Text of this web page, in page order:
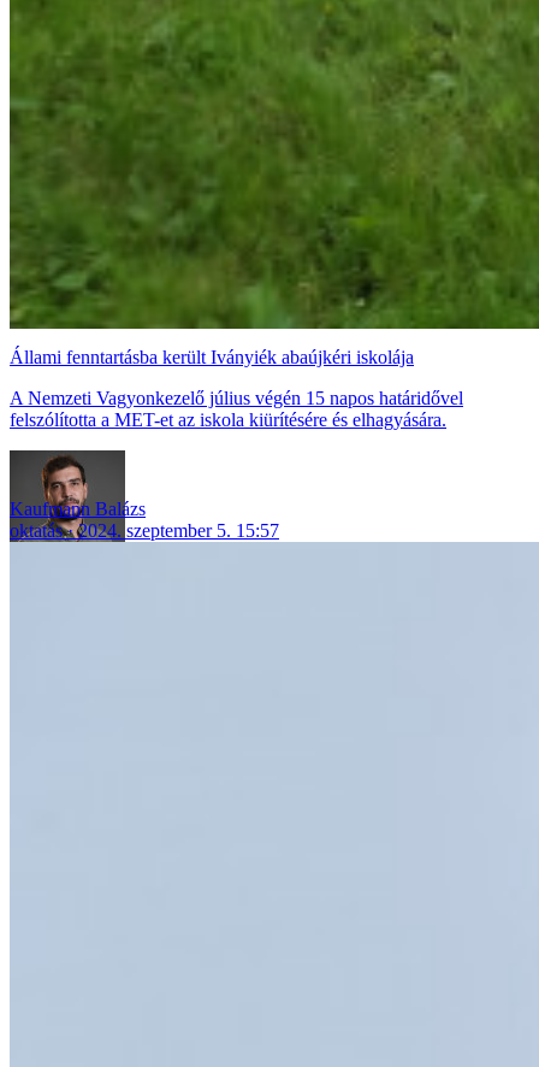
Állami fenntartásba került Iványiék abaújkéri iskolája
A Nemzeti Vagyonkezelő július végén 15 napos határidővel
felszólította a MET-et az iskola kiürítésére és elhagyására.
Kaufmann Balázs
oktatás
2024. szeptember 5. 15:57